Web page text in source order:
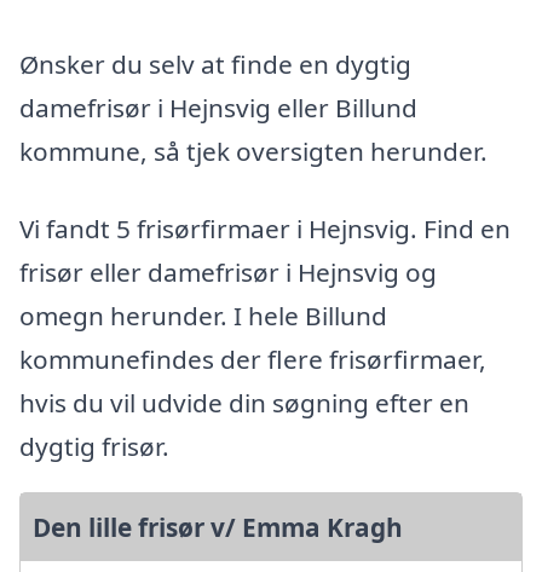
Ønsker du selv at finde en dygtig
damefrisør i Hejnsvig eller Billund
kommune, så tjek oversigten herunder.
Vi fandt 5 frisørfirmaer i Hejnsvig. Find en
frisør eller damefrisør i Hejnsvig og
omegn herunder. I hele Billund
kommunefindes der flere frisørfirmaer,
hvis du vil udvide din søgning efter en
dygtig frisør.
Den lille frisør v/ Emma Kragh